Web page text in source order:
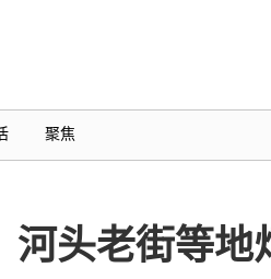
聚焦
河头老街等